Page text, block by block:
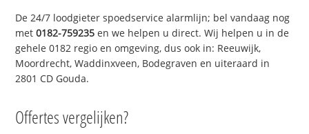
De 24/7 loodgieter spoedservice alarmlijn; bel vandaag nog
met0182-759235 en we helpen u direct. Wij helpen u in de
gehele 0182 regio en omgeving, dus ook in: Reeuwijk,
Moordrecht, Waddinxveen, Bodegraven en uiteraard in
2801 CD Gouda.
Offertes vergelijken?